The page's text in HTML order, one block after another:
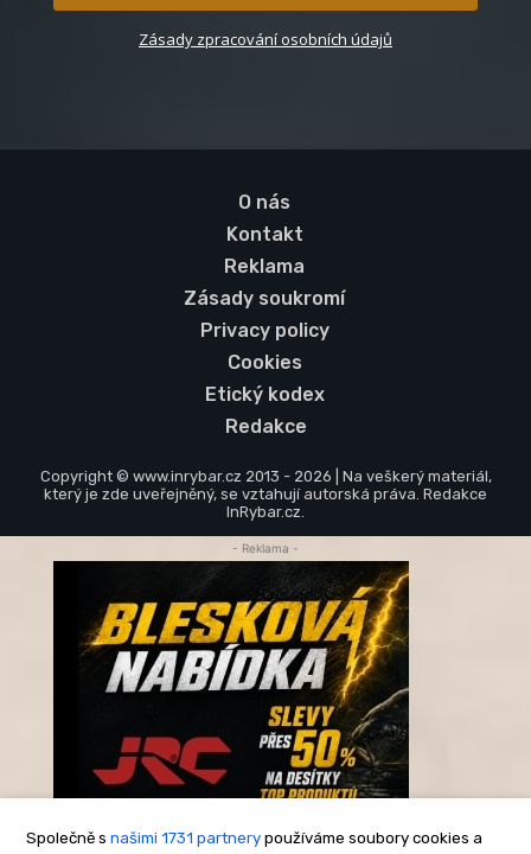
Zásady zpracování osobních údajů
O nás
Kontakt
Reklama
Zásady soukromí
Privacy policy
Cookies
Etický kodex
Redakce
Copyright © www.inrybar.cz 2013 - 2026 | Na veškerý materiál,
který je zde uveřejněný, se vztahují autorská práva. Redakce
InRybar.cz.
Společně s našimi 1731 partnery používáme soubory cookies a
- Reklama -